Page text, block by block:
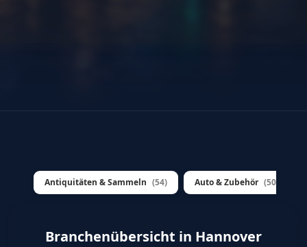
Antiquitäten & Sammeln (54) Auto & Zubehör (500+)
Branchenübersicht in Hannover